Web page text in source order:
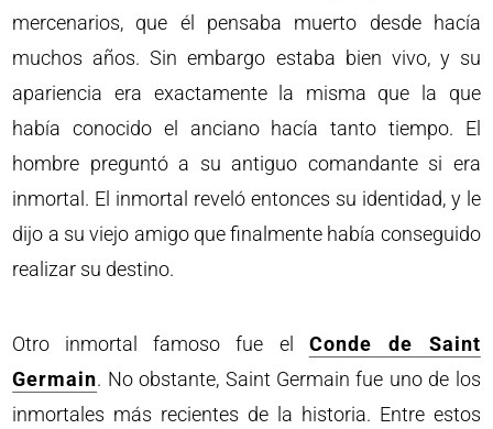
mercenarios, que él pensaba muerto desde hacía
muchos años. Sin embargo estaba bien vivo, y su
apariencia era exactamente la misma que la que
había conocido el anciano hacía tanto tiempo. El
hombre preguntó a su antiguo comandante si era
inmortal. El inmortal reveló entonces su identidad, y le
dijo a su viejo amigo que finalmente había conseguido
realizar su destino.
Otro inmortal famoso fue el Conde de Saint
Germain. No obstante, Saint Germain fue uno de los
inmortales más recientes de la historia. Entre estos